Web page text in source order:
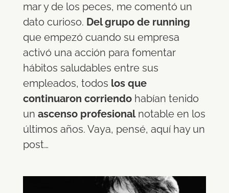
mar y de los peces, me comentó un
dato curioso. Del grupo de running
que empezó cuando su empresa
activó una acción para fomentar
hábitos saludables entre sus
empleados, todos los que
continuaron corriendohabían tenido
un ascenso profesionalnotable en los
últimos años. Vaya, pensé, aquí hay un
post…